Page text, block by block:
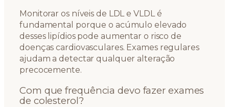
Monitorar os níveis de LDL e VLDL é
fundamental porque o acúmulo elevado
desses lipídios pode aumentar o risco de
doenças cardiovasculares. Exames regulares
ajudam a detectar qualquer alteração
precocemente.
Com que frequência devo fazer exames
de colesterol?